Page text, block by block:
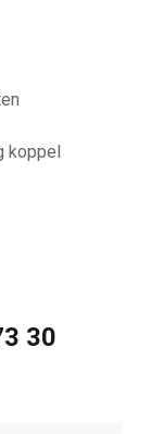
koppel
30